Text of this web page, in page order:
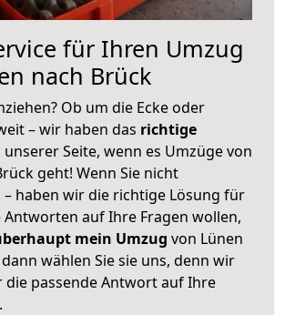
für Ihren Umzug
nach Brück
Ob um die Ecke oder
– wir haben das richtige
unserer Seite, wenn es Umzüge von
geht! Wenn Sie nicht
haben wir die richtige Lösung für
Antworten auf Ihre Fragen wollen,
mein Umzug von Lünen
wählen Sie sie uns, denn wir
die passende Antwort auf Ihre